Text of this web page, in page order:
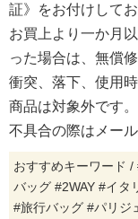
証》をお付けしてお
お買上より一か月
った場合は、無償
衝突、落下、使用
商品は対象外です。
不具合の際はメー
おすすめキーワード
バッグ #2WAY #イタ
#旅行バッグ #パリジ